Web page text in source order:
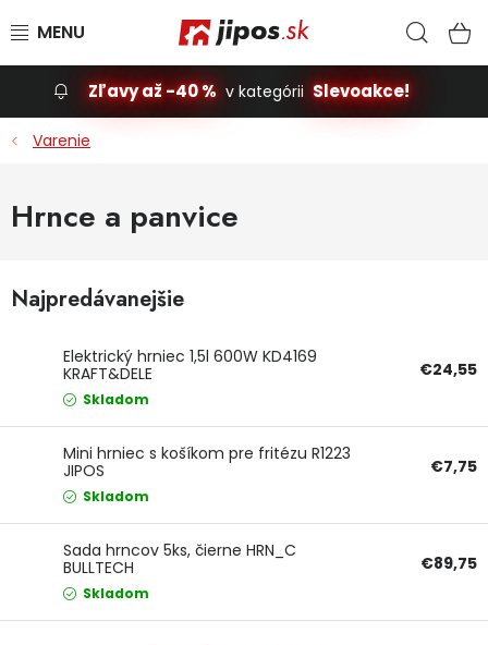
Slevoakce
Záhrada
Príslušenstvo pre automobily
Vybavenie a hračky pre deti
Domácnosť
Ochranné pracovné pomôcky
Vianoce
Zľavy až -40 % v kategórii Slevoakce!
Varenie
Hrnce a panvice
Najpredávanejšie
Elektrický hrniec 1,5l 600W KD4169
KRAFT&DELE
€24,55
Skladom
Mini hrniec s košíkom pre fritézu R1223
JIPOS
€7,75
Skladom
Sada hrncov 5ks, čierne HRN_C
BULLTECH
€89,75
Skladom